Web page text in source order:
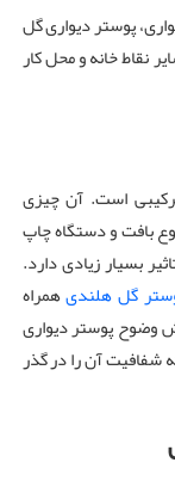
پوستر دیواری گل
نقاط خانه و محل کار
است. آن چیزی
بافت و دستگاه چاپ
بسیار زیادی دارد.
گل هلندیهمراه
وضوح پوستر دیواری
شفافیت آن را در گذر